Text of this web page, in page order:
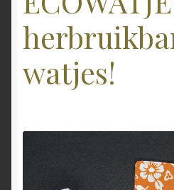
Language
watjes!